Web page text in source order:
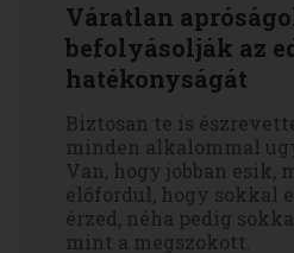
Váratlan
befolyásolják az
hatékonyságát
Biztosan te is
minden alkalommal
Van, hogy jobban esik,
előfordul, hogy sokkal
érzed, néha pedig
mint a megszokott.